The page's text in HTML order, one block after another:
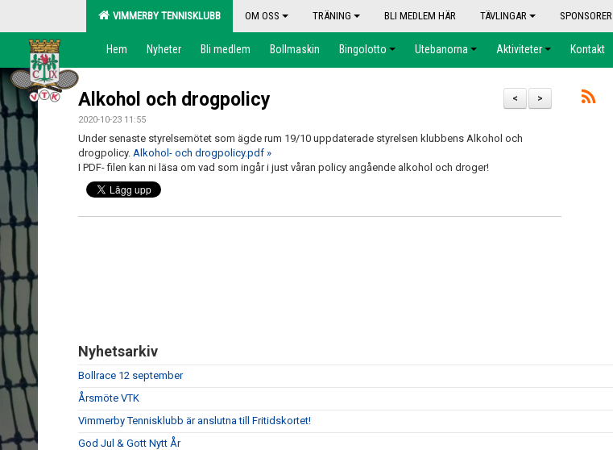
VIMMERBY TENNISKLUBB OM OSS TRÄNING BLI MEDLEM HÄR TÄVLINGAR SPONSORER
Hem Nyheter Bli medlem Bollmaskin Bingolotto Utebanorna Aktiviteter Kontakt
>
<
Alkohol och drogpolicy
2020-10-23 11:55
Under senaste styrelsemötet som ägde rum 19/10 uppdaterade styrelsen klubbens Alkohol och
drogpolicy. Alkohol- och drogpolicy.pdf »
I PDF- filen kan ni läsa om vad som ingår i just våran policy angående alkohol och droger!
Nyhetsarkiv
Bollrace 12 september
Årsmöte VTK
Vimmerby Tennisklubb är anslutna till Fritidskortet!
God Jul & Gott Nytt År